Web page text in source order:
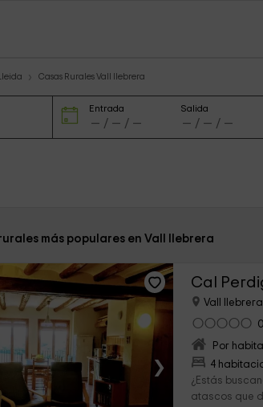
Casas Rurales Vall llebrera
Entrada Salida
más populares en Vall llebrera
›
Cal
Vall
Por
4
¿Estás
atascos que